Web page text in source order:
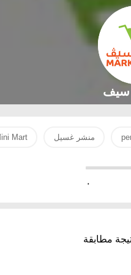
سيف
منشر غسيل Mart
٠
مطابقة